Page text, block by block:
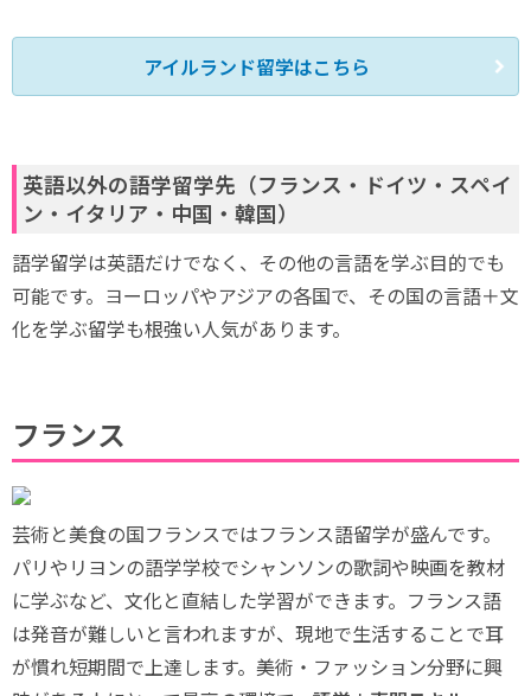
アイルランド留学はこちら
英語以外の語学留学先（フランス・ドイツ・スペイ
ン・イタリア・中国・韓国）
語学留学は英語だけでなく、その他の言語を学ぶ目的でも
可能です。ヨーロッパやアジアの各国で、その国の言語＋文
化を学ぶ留学も根強い人気があります。
フランス
芸術と美食の国フランスではフランス語留学が盛んです。
パリやリヨンの語学学校でシャンソンの歌詞や映画を教材
に学ぶなど、文化と直結した学習ができます。フランス語
は発音が難しいと言われますが、現地で生活することで耳
が慣れ短期間で上達します。美術・ファッション分野に興